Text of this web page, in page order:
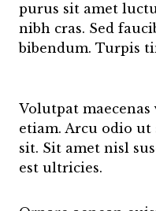
purus sit amet
nibh cras. Sed
bibendum. Turpis
Volutpat
etiam. Arcu odio
sit. Sit amet nisl
est ultricies.